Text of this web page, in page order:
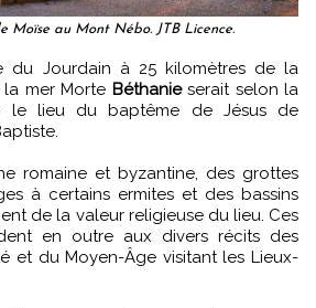
Moïse au Mont Nébo. JTB Licence.
mer Morte Béthanieserait selon la
le lieu du baptême de Jésus de
romaine et byzantine, des grottes
à certains ermites et des bassins
de la valeur religieuse du lieu. Ces
en outre aux divers récits des
et du Moyen-Âge visitant les Lieux-